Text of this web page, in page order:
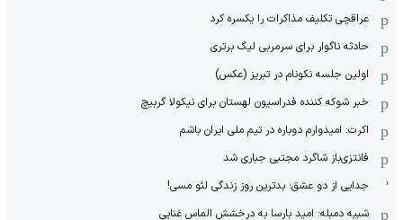
عراقچی تکلیف مذاکرات را یکسره کرد
حادثه ناگوار برای سرمربی لیگ برتری
اولین جلسه نکونام در تبریز (عکس)
خبر شوکه کننده فدراسیون لهستان برای نیکولا گربیچ
اکرت: امیدوارم دوباره در تیم ملی ایران باشم
فانتزی‌باز شاگرد مجتبی جباری شد
جدایی از دو عشق؛ بدترین روز زندگی لئو مسی!
شبیه دمبله: امید بارسا به درخشش الماس غنایی